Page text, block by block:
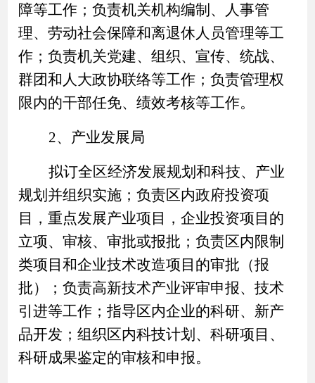
障等工作；负责机关机构编制、人事管
理、劳动社会保障和离退休人员管理等工
作；负责机关党建、组织、宣传、统战、
群团和人大政协联络等工作；负责管理权
限内的干部任免、绩效考核等工作。
2、产业发展局
拟订全区经济发展规划和科技、产业
规划并组织实施；负责区内政府投资项
目，重点发展产业项目，企业投资项目的
立项、审核、审批或报批；负责区内限制
类项目和企业技术改造项目的审批（报
批）；负责高新技术产业评审申报、技术
引进等工作；指导区内企业的科研、新产
品开发；组织区内科技计划、科研项目、
科研成果鉴定的审核和申报。